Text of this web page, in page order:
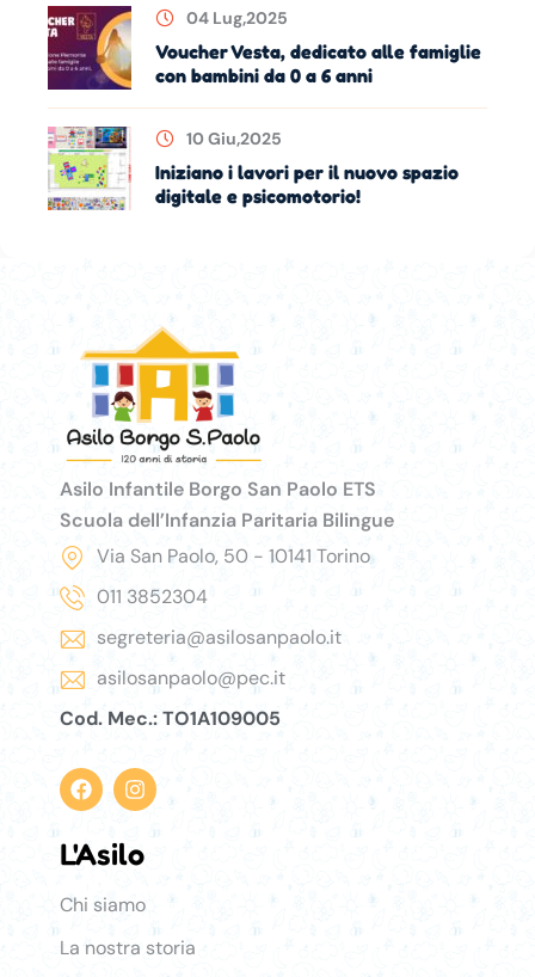
04 Lug,2025
Voucher Vesta, dedicato alle famiglie
con bambini da 0 a 6 anni
10 Giu,2025
Iniziano i lavori per il nuovo spazio
digitale e psicomotorio!
Asilo Infantile Borgo San Paolo ETS
Scuola dell’Infanzia Paritaria Bilingue
Via San Paolo, 50 - 10141 Torino
011 3852304
segreteria@asilosanpaolo.it
asilosanpaolo@pec.it
Cod. Mec.: TO1A109005
L'Asilo
Chi siamo
La nostra storia